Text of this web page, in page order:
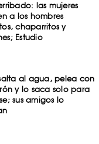
las mujeres
a los hombres
chaparritos y
Estudio
al agua, pelea con
y lo saca solo para
sus amigos lo